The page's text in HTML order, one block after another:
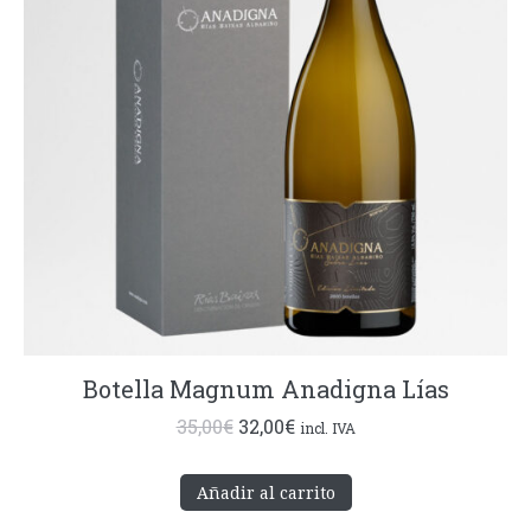
Botella Magnum Anadigna Lías
35,00€ El
original
32,00€El
actual
incl. IVA
Añadir al carrito